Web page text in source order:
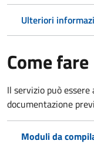
Ulteriori
Come fare
Il servizio può
documentazione
Moduli da